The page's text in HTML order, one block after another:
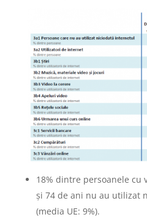
18% dintre persoanele cu
și 74 de ani nu au utilizat
(media UE: 9%).